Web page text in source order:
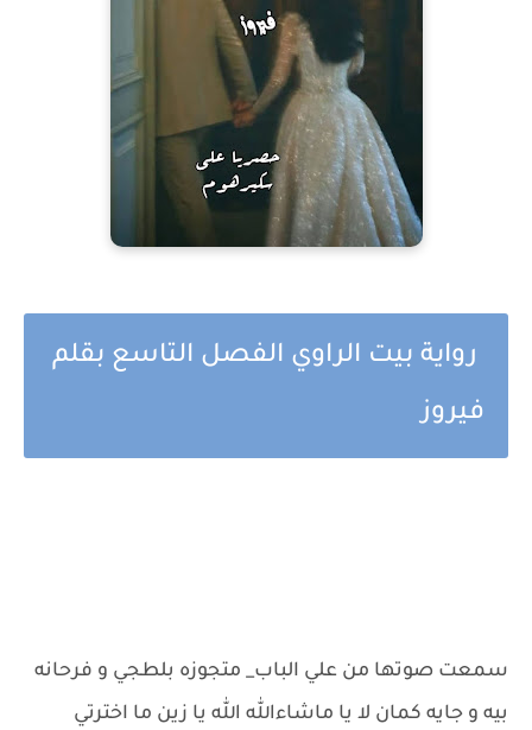
رواية بيت الراوي الفصل التاسع بقلم
فيروز
سمعت صوتها من علي الباب_ متجوزه بلطجي و فرحانه
بيه و جايه كمان لا يا ماشاءالله الله يا زين ما اخترتي